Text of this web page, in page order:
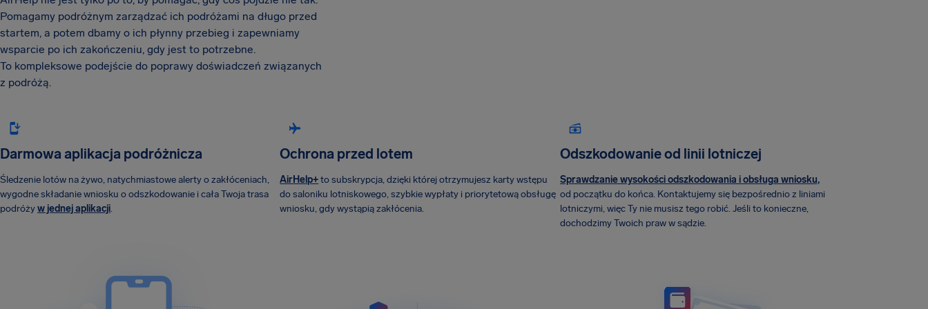
Pomagamy podróżnym zarządzać ich podróżami na długo przed
startem, a potem dbamy o ich płynny przebieg i zapewniamy
wsparcie po ich zakończeniu, gdy jest to potrzebne.
To kompleksowe podejście do poprawy doświadczeń związanych
z podróżą.
Darmowa aplikacja podróżnicza
Śledzenie lotów na żywo, natychmiastowe alerty o zakłóceniach,
wygodne składanie wniosku o odszkodowanie i cała Twoja trasa
podróżyw jednej aplikacji.
Ochrona przed lotem
AirHelp+to subskrypcja, dzięki której otrzymujesz karty wstępu
do saloniku lotniskowego, szybkie wypłaty i priorytetową obsługę
wniosku, gdy wystąpią zakłócenia.
Odszkodowanie od linii lotniczej
Sprawdzanie wysokości odszkodowania i obsługa wniosku,
od początku do końca. Kontaktujemy się bezpośrednio z liniami
lotniczymi, więc Ty nie musisz tego robić. Jeśli to konieczne,
dochodzimy Twoich praw w sądzie.